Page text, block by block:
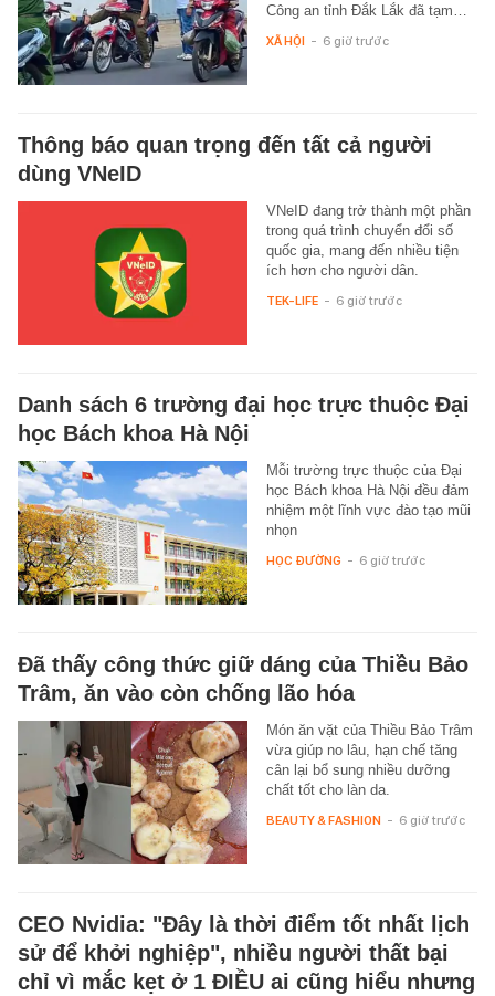
Công an tỉnh Đắk Lắk đã tạm…
XÃ HỘI - 6 giờ trước
Thông báo quan trọng đến tất cả người
dùng VNeID
VNeID đang trở thành một phần
trong quá trình chuyển đổi số
quốc gia, mang đến nhiều tiện
ích hơn cho người dân.
TEK-LIFE - 6 giờ trước
Danh sách 6 trường đại học trực thuộc Đại
học Bách khoa Hà Nội
Mỗi trường trực thuộc của Đại
học Bách khoa Hà Nội đều đảm
nhiệm một lĩnh vực đào tạo mũi
nhọn
HỌC ĐƯỜNG - 6 giờ trước
Đã thấy công thức giữ dáng của Thiều Bảo
Trâm, ăn vào còn chống lão hóa
Món ăn vặt của Thiều Bảo Trâm
vừa giúp no lâu, hạn chế tăng
cân lại bổ sung nhiều dưỡng
chất tốt cho làn da.
BEAUTY & FASHION - 6 giờ trước
CEO Nvidia: "Đây là thời điểm tốt nhất lịch
sử để khởi nghiệp", nhiều người thất bại
chỉ vì mắc kẹt ở 1 ĐIỀU ai cũng hiểu nhưng